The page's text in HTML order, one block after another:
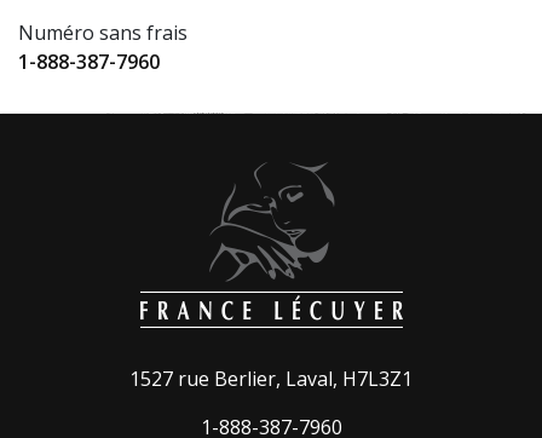
Numéro sans frais
1-888-387-7960
1527 rue Berlier, Laval, H7L3Z1
1-888-387-7960